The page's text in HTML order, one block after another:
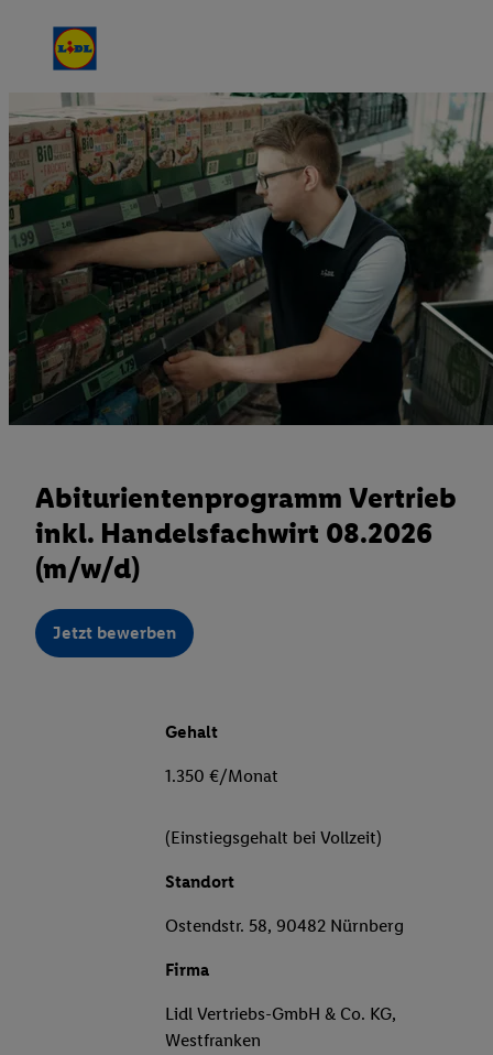
Abiturientenprogramm Vertrieb
inkl. Handelsfachwirt 08.2026
(m/w/d)
Jetzt bewerben
Gehalt
1.350 €/Monat
(Einstiegsgehalt bei Vollzeit)
Standort
Ostendstr. 58, 90482 Nürnberg
Firma
Lidl Vertriebs-GmbH & Co. KG,
Westfranken